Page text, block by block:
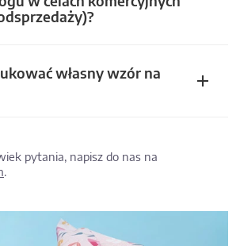
własny wzór na
pytania, napisz do nas na
.